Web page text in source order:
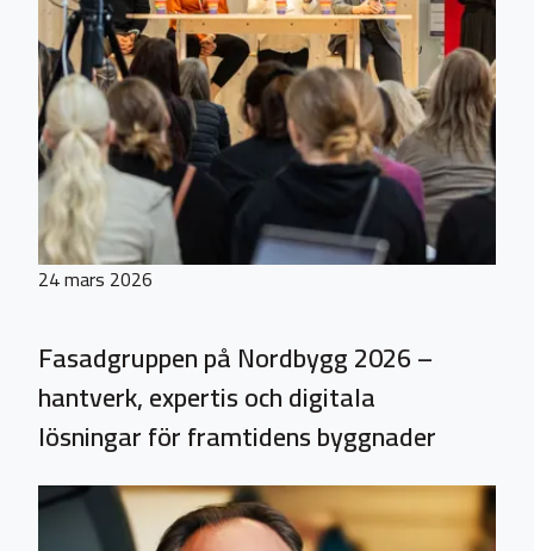
24 mars 2026
Fasadgruppen på Nordbygg 2026 –
hantverk, expertis och digitala
lösningar för framtidens byggnader